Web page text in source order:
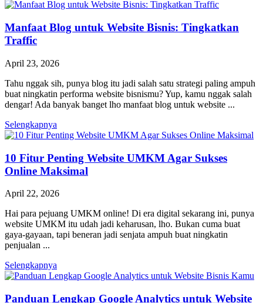
Manfaat Blog untuk Website Bisnis: Tingkatkan
Traffic
April 23, 2026
Tahu nggak sih, punya blog itu jadi salah satu strategi paling ampuh
buat ningkatin performa website bisnismu? Yup, kamu nggak salah
dengar! Ada banyak banget lho manfaat blog untuk website ...
Selengkapnya
10 Fitur Penting Website UMKM Agar Sukses
Online Maksimal
April 22, 2026
Hai para pejuang UMKM online! Di era digital sekarang ini, punya
website UMKM itu udah jadi keharusan, lho. Bukan cuma buat
gaya-gayaan, tapi beneran jadi senjata ampuh buat ningkatin
penjualan ...
Selengkapnya
Panduan Lengkap Google Analytics untuk Website